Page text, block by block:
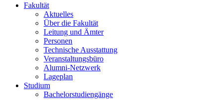
Fakultät
Aktuelles
Über die Fakultät
Leitung und Ämter
Personen
Technische Ausstattung
Veranstaltungsbüro
Alumni-Netzwerk
Lageplan
Studium
Bachelorstudiengänge